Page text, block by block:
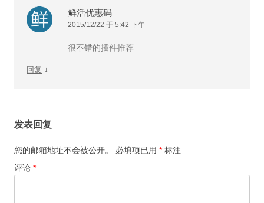
鲜活优惠码
2015/12/22 于 5:42 下午
很不错的插件推荐
回复 ↓
发表回复
您的邮箱地址不会被公开。 必填项已用 * 标注
评论 *